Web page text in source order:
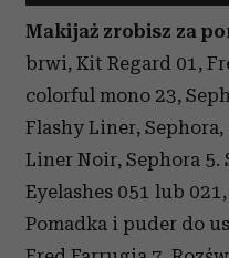
Makijaż zrobisz za
brwi, Kit Regard 01,
colorful mono 23,
Flashy Liner,
Liner Noir, Sephora 5.
Eyelashes 051 lub
Pomadka i puder do